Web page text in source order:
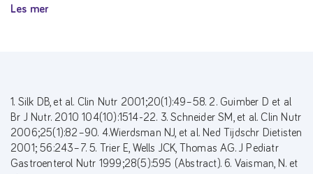
Les mer
1. Silk DB, et al. Clin Nutr 2001;20(1):49–58. 2. Guimber D et al
Br J Nutr. 2010 104(10):1514-22. 3. Schneider SM, et al. Clin Nutr
2006;25(1):82–90. 4.Wierdsman NJ, et al. Ned Tijdschr Dietisten
2001; 56:243–7. 5. Trier E, Wells JCK, Thomas AG. J Pediatr
Gastroenterol Nutr 1999;28(5):595 (Abstract). 6. Vaisman, N. et